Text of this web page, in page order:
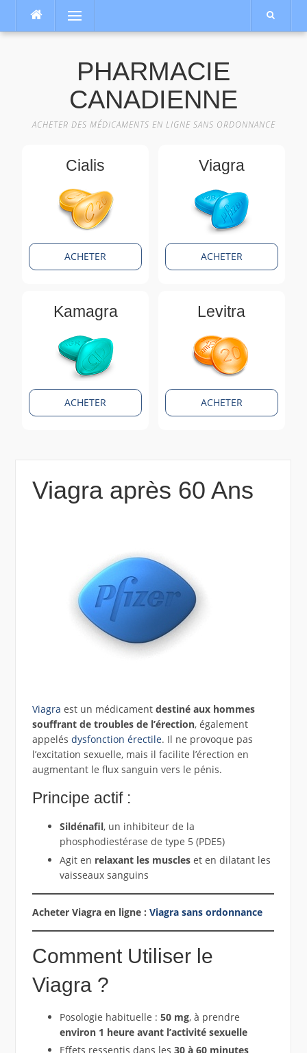
contenu
Menu
PHARMACIE
CANADIENNE
ACHETER DES MÉDICAMENTS EN LIGNE SANS ORDONNANCE
Cialis
ACHETER
Viagra
ACHETER
Kamagra
ACHETER
Levitra
ACHETER
Viagra après 60 Ans
Viagra est un médicament destiné aux hommes
souffrant de troubles de l’érection, également
appelés dysfonction érectile. Il ne provoque pas
l’excitation sexuelle, mais il facilite l’érection en
augmentant le flux sanguin vers le pénis.
Principe actif :
Sildénafil, un inhibiteur de la
phosphodiestérase de type 5 (PDE5)
Agit en relaxant les muscleset en dilatant les
vaisseaux sanguins
Acheter Viagra en ligne : Viagra sans ordonnance
Comment Utiliser le
Viagra ?
Posologie habituelle : 50 mg, à prendre
environ 1 heure avant l’activité sexuelle
Effets ressentis dans les 30 à 60 minutes